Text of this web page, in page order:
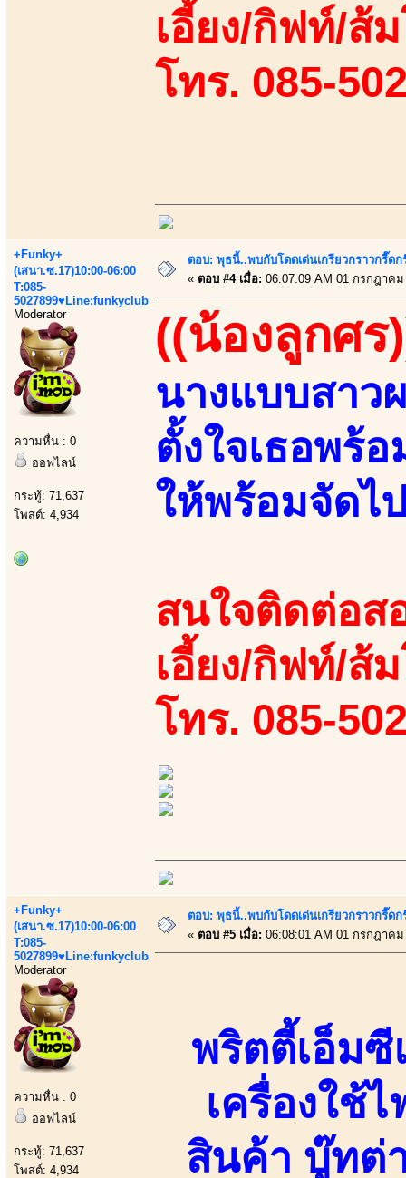
เอี้ยง/กิฟท์/ส้
โทร. 085-
+Funky+
(เสนา.ซ.17)10:00-06:00
T:085-
5027899♥Line:funkyclub
Moderator
ความหื่น : 0
ออฟไลน์
กระทู้: 71,637
โพสต์: 4,934
ตอบ: พุธนี้..พบกับโดดเด่นเกรียวกราวกรี๊
« ตอบ #4 เมื่อ: 06:07:09 AM 01 กรกฎาคม
((น้องลูกศร
นางแบบสาว
ตั้งใจเธอพร้
ให้พร้อมจัดไ
สนใจติดต่อส
เอี้ยง/กิฟท์/ส้
โทร. 085-
+Funky+
(เสนา.ซ.17)10:00-06:00
T:085-
5027899♥Line:funkyclub
Moderator
ความหื่น : 0
ออฟไลน์
กระทู้: 71,637
โพสต์: 4,934
ตอบ: พุธนี้..พบกับโดดเด่นเกรียวกราวกรี๊
« ตอบ #5 เมื่อ: 06:08:01 AM 01 กรกฎาคม
พริตตี้เอ็ม
เครื่องใช้
สินค้า บู๊ทต่